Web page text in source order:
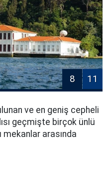
8 11
ve en geniş cepheli
geçmişte birçok ünlü
mekanlar arasında